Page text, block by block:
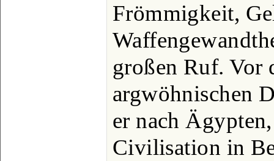
Frömmigkeit,
großen Ruf. Vor
argwöhnischen
er nach
Civilisation in